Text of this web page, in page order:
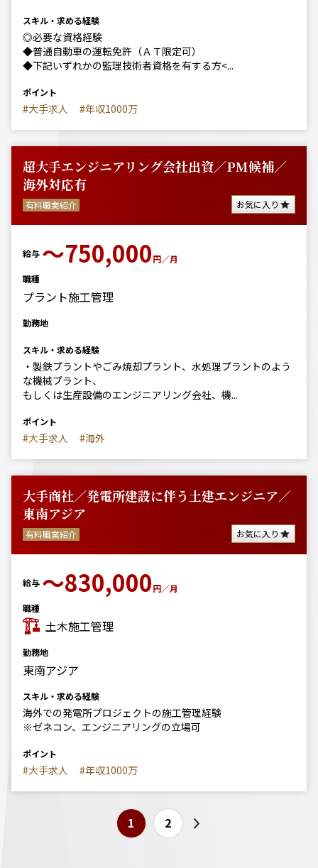
スキル・求める経験
◎必要な資格経験
◆普通自動車の運転免許（ＡＴ限定可）
◆下記いずれかの監理技術者資格を有する方<...
ポイント
#大手求人 #年収1000万
超大手エンジニアリング会社出資／PM候補／
海外対応有
有料職業紹介 お気に入り
給与 〜750,000円／月
職種
プラント施工管理
勤務地
スキル・求める経験
・製鉄プラントやごみ焼却プラント、水処理プラントのよう
な機械プラント、
もしくは生産設備のエンジニアリング会社、機...
ポイント
#大手求人 #海外
大手商社／発電所建設に伴う土建エンジニア／
東南アジア
有料職業紹介 お気に入り
給与 〜830,000円／月
職種
土木施工管理
勤務地
東南アジア
スキル・求める経験
海外での発電所プロジェクトの施工管理経験
※ゼネコン、エンジニアリングの立場可
ポイント
#大手求人 #年収1000万
1 2